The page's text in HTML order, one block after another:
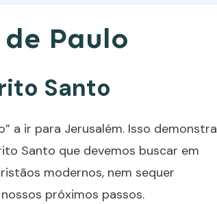
Paulo
Santo
a ir para Jerusalém. Isso demonstra
Santo que devemos buscar em
modernos, nem sequer
próximos passos.